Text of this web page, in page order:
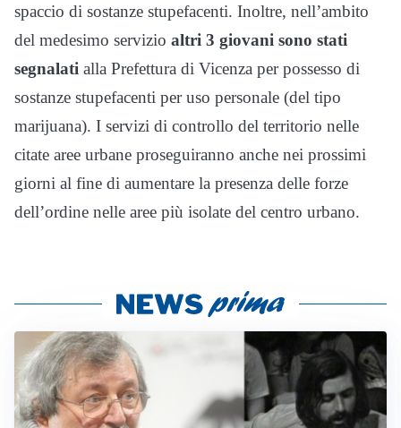
spaccio di sostanze stupefacenti. Inoltre, nell’ambito
del medesimo servizio altri 3 giovani sono stati
segnalati alla Prefettura di Vicenza per possesso di
sostanze stupefacenti per uso personale (del tipo
marijuana). I servizi di controllo del territorio nelle
citate aree urbane proseguiranno anche nei prossimi
giorni al fine di aumentare la presenza delle forze
dell’ordine nelle aree più isolate del centro urbano.